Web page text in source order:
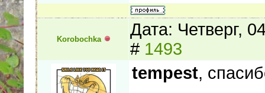
Korobochka
Дата: Четверг,
# 1493
tempest,